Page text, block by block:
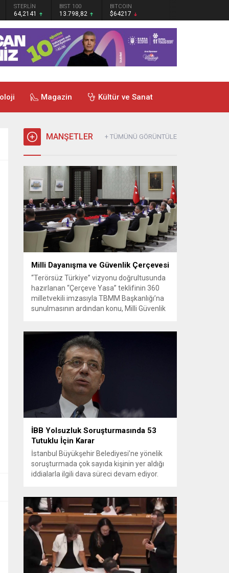
STERLİN
64,2141
BIST 100
13.798,82
BITCOIN
$64217
Magazin Kültür ve Sanat
MANŞETLER + TÜMÜNÜ GÖRÜNTÜLE
Milli Dayanışma ve Güvenlik Çerçevesi
“Terörsüz Türkiye” vizyonu doğrultusunda
hazırlanan “Çerçeve Yasa” teklifinin 360
milletvekili imzasıyla TBMM Başkanlığı’na
sunulmasının ardından konu, Milli Güvenlik
maddelik bildiri, ülke güvenliği ve bölgesel
gelişmelere dair değerlendirmeleri
içermektedir. Yaklaşık 2 saat 15 dakika
süren oturumun sonuç metninde; terörle
mücadele, bölgesel istikrar,...
İBB Yolsuzluk Soruşturmasında 53
Tutuklu İçin Karar
İstanbul Büyükşehir Belediyesi’ne yönelik
soruşturmada çok sayıda kişinin yer aldığı
iddialarla ilgili dava süreci devam ediyor.
değerlendirdi. İnceleme sonucunda,
aralarında Ekrem İmamoğlu’nun da
bulunduğu 53 tutuklu hakkında tutukluluk
hallerinin sürdürülmesine karar verildi.
İddialar ve değerlendirilen talepler
Soruşturma kapsamında sanıklara
yöneltilen...